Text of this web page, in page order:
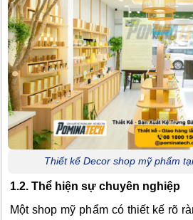
Thiết kế Decor shop mỹ phẩm
1.2. Thể hiện sự chuyên nghiệp
Một shop mỹ phẩm có thiết kế rõ